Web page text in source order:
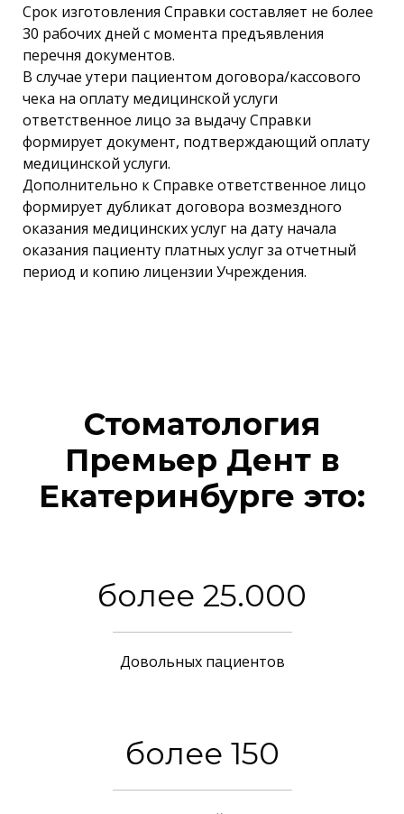
Срок изготовления Справки составляет не более
30 рабочих дней с момента предъявления
перечня документов.
В случае утери пациентом договора/кассового
чека на оплату медицинской услуги
ответственное лицо за выдачу Справки
формирует документ, подтверждающий оплату
медицинской услуги.
Дополнительно к Справке ответственное лицо
формирует дубликат договора возмездного
оказания медицинских услуг на дату начала
оказания пациенту платных услуг за отчетный
период и копию лицензии Учреждения.
Стоматология
Премьер Дент в
Екатеринбурге это:
более 25.000
Довольных пациентов
более 150